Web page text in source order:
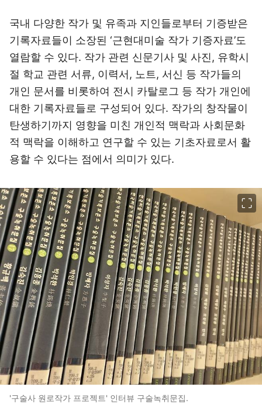
국내 다양한 작가 및 유족과 지인들로부터 기증받은
기록자료들이 소장된 ‘근현대미술 작가 기증자료’도
열람할 수 있다. 작가 관련 신문기사 및 사진, 유학시
절 학교 관련 서류, 이력서, 노트, 서신 등 작가들의
개인 문서를 비롯하여 전시 카탈로그 등 작가 개인에
대한 기록자료들로 구성되어 있다. 작가의 창작물이
탄생하기까지 영향을 미친 개인적 맥락과 사회문화
적 맥락을 이해하고 연구할 수 있는 기초자료로서 활
용할 수 있다는 점에서 의미가 있다.
'구술사 원로작가 프로젝트' 인터뷰 구술녹취문집.